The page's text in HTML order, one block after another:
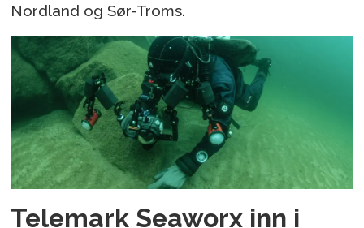
Nordland og Sør-Troms.
Telemark Seaworx inn i